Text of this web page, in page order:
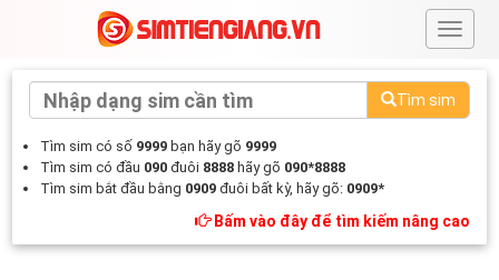
#
Tìm sim
Tìm sim có số 9999 bạn hãy gõ 9999
Tìm sim có đầu 090 đuôi 8888 hãy gõ 090*8888
Tìm sim bắt đầu bằng 0909 đuôi bất kỳ, hãy gõ: 0909*
Bấm vào đây để tìm kiếm nâng cao